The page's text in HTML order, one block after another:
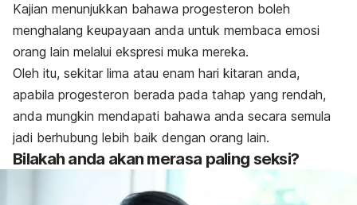
Kajian menunjukkan bahawa progesteron boleh
menghalang keupayaan anda untuk membaca emosi
orang lain melalui ekspresi muka mereka.
Oleh itu, sekitar lima atau enam hari kitaran anda,
apabila progesteron berada pada tahap yang rendah,
anda mungkin mendapati bahawa anda secara semula
jadi berhubung lebih baik dengan orang lain.
Bilakah anda akan merasa paling seksi?